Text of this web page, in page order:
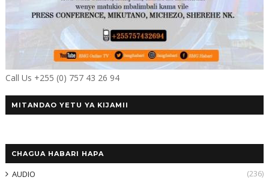
Call Us +255 (0) 757 43 26 94
MITANDAO YETU YA KIJAMII
CHAGUA HABARI HAPA
AUDIO
(236)